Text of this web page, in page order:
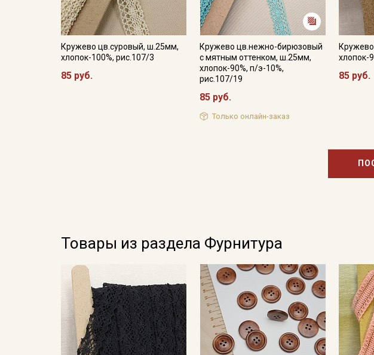
Кружево цв.суровый, ш.25мм,
хлопок-100%, рис.107/3
85 руб.
Кружево цв.нежно-бирюзовый
с мятным оттенком, ш.25мм,
хлопок-90%, п/э-10%,
рис.107/19
85 руб.
Только онлайн-заказ
хлопок-
85 руб.
Товары из раздела Фурнитура
Ознакомлен(а) с
данных
и даю
данных
Согласие на
информационных